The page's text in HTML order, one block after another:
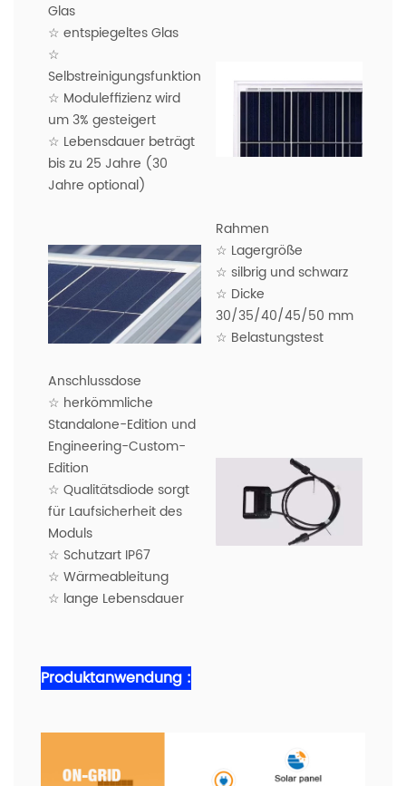
Glas
☆ entspiegeltes Glas
☆
Selbstreinigungsfunktion
☆ Moduleffizienz wird
um 3% gesteigert
☆ Lebensdauer beträgt
bis zu 25 Jahre (30
Jahre optional)
Rahmen
☆ Lagergröße
☆ silbrig und schwarz
☆ Dicke
30/35/40/45/50 mm
☆ Belastungstest
Anschlussdose
☆ herkömmliche
Standalone-Edition und
Engineering-Custom-
Edition
☆ Qualitätsdiode sorgt
für Laufsicherheit des
Moduls
☆ Schutzart IP67
☆ Wärmeableitung
☆ lange Lebensdauer
Produktanwendung :